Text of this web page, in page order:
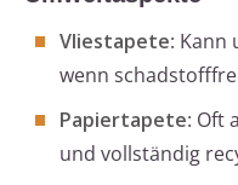
Vliestapete: Kann
wenn
Papiertapete: Oft
und vollständig